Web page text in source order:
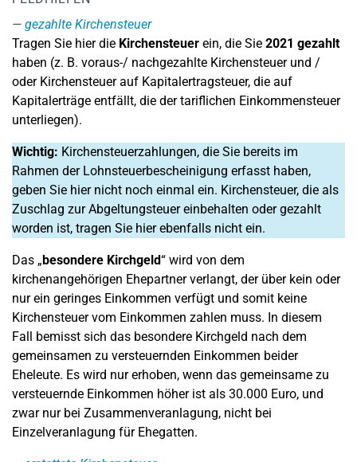
gezahlte Kirchensteuer
Tragen Sie hier die Kirchensteuer ein, die Sie 2021 gezahlt
haben (z. B. voraus-/ nachgezahlte Kirchensteuer und /
oder Kirchensteuer auf Kapitalertragsteuer, die auf
Kapitalerträge entfällt, die der tariflichen Einkommensteuer
unterliegen).
Wichtig: Kirchensteuerzahlungen, die Sie bereits im
Rahmen der Lohnsteuerbescheinigung erfasst haben,
geben Sie hier nicht noch einmal ein. Kirchensteuer, die als
Zuschlag zur Abgeltungsteuer einbehalten oder gezahlt
worden ist, tragen Sie hier ebenfalls nicht ein.
Das „besondere Kirchgeld“ wird von dem
kirchenangehörigen Ehepartner verlangt, der über kein oder
nur ein geringes Einkommen verfügt und somit keine
Kirchensteuer vom Einkommen zahlen muss. In diesem
Fall bemisst sich das besondere Kirchgeld nach dem
gemeinsamen zu versteuernden Einkommen beider
Eheleute. Es wird nur erhoben, wenn das gemeinsame zu
versteuernde Einkommen höher ist als 30.000 Euro, und
zwar nur bei Zusammenveranlagung, nicht bei
Einzelveranlagung für Ehegatten.